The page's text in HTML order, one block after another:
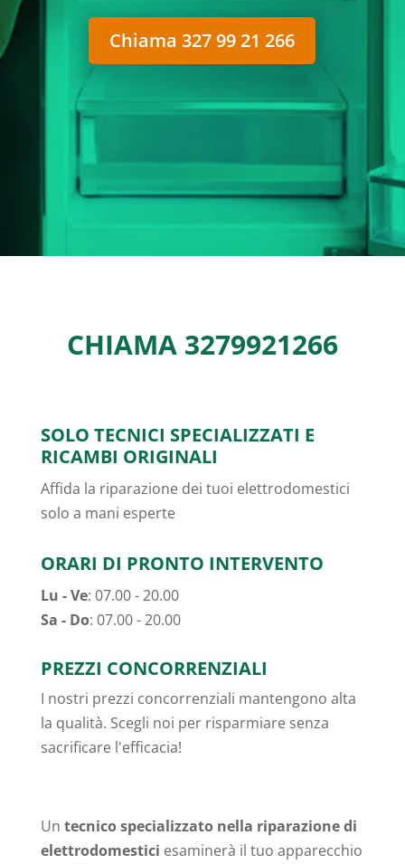
Chiama 327 99 21 266
CHIAMA 3279921266
SOLO TECNICI SPECIALIZZATI E
RICAMBI ORIGINALI
Affida la riparazione dei tuoi elettrodomestici
solo a mani esperte
ORARI DI PRONTO INTERVENTO
Lu - Ve: 07.00 - 20.00
Sa - Do: 07.00 - 20.00
PREZZI CONCORRENZIALI
I nostri prezzi concorrenziali mantengono alta
la qualità. Scegli noi per risparmiare senza
sacrificare l'efficacia!
Un tecnico specializzato nella riparazione di
elettrodomestici esaminerà il tuo apparecchio